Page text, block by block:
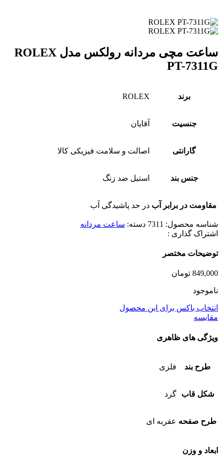
ساعت مچی مردانه رولکس مدل ROLEX
PT-7311G
برند ROLEX
جنسیت آقایان
گارانتی اصالت و سلامت فیزیکی کالا
جنس بند استیل ضد زنگ
مقاومت در برابر آب در حد پاشیدگی آب
شناسه محصول: 7311 دسته: ساعت مردانه
اشتراک گذاری :
توضیحات مختصر
849,000 تومان
ناموجود
انتخاب باکس برای این محصول
مقایسه
ویژگی های ظاهری
طرح بند فلزی
شکل قاب گرد
طرح صفحه عقربه ای
ابعاد و وزن